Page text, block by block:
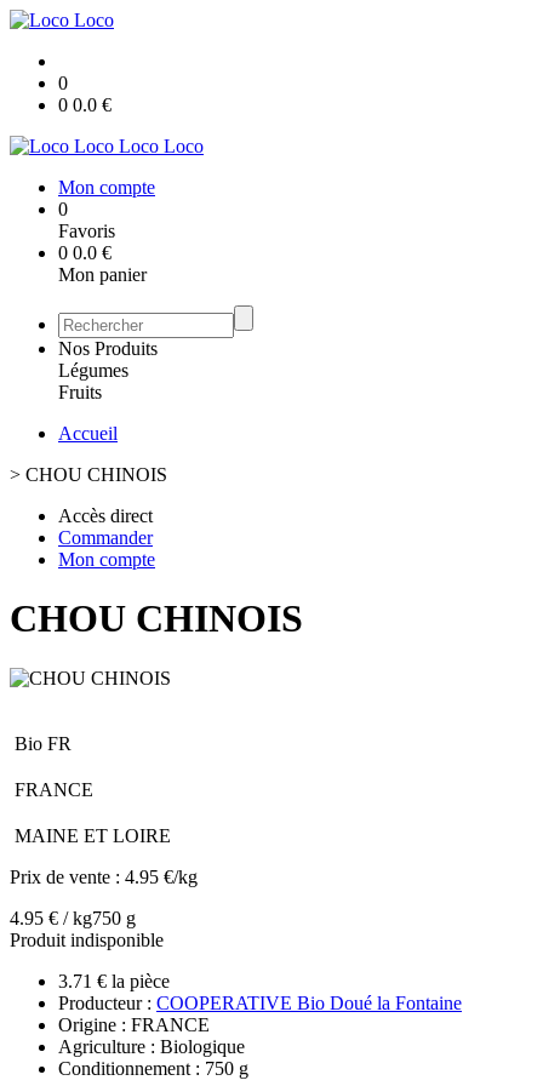
0
0 0.0 €
Loco Loco
Mon compte
0
Favoris
0 0.0 €
Mon panier
Nos Produits
Légumes
Fruits
Accueil
> CHOU CHINOIS
Accès direct
Commander
Mon compte
CHOU CHINOIS
Bio FR
FRANCE
MAINE ET LOIRE
Prix de vente : 4.95 €/kg
4.95 € / kg750 g
Produit indisponible
3.71 € la pièce
Producteur : COOPERATIVE Bio Doué la Fontaine
Origine : FRANCE
Agriculture : Biologique
Conditionnement : 750 g